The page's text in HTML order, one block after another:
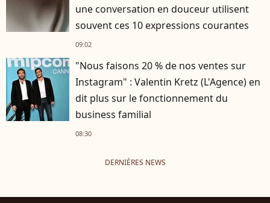
une conversation en douceur utilisent
souvent ces 10 expressions courantes
09:02
"Nous faisons 20 % de nos ventes sur
Instagram" : Valentin Kretz (L'Agence) en
dit plus sur le fonctionnement du
business familial
08:30
DERNIÈRES NEWS